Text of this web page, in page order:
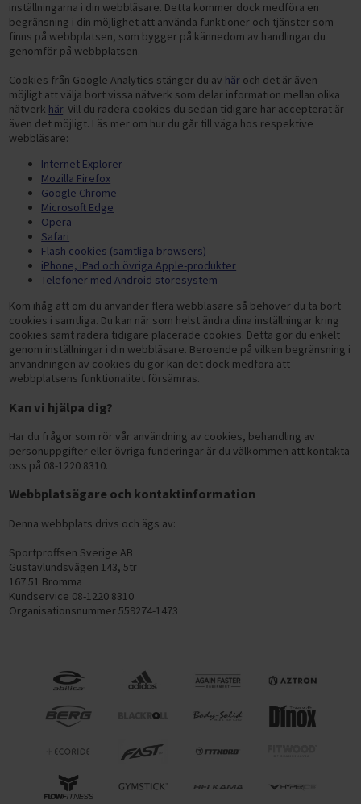
inställningarna i din webbläsare. Detta kommer dock medföra en
begränsning i din möjlighet att använda funktioner och tjänster som
finns på webbplatsen, som bygger på kännedom av handlingar du
genomför på webbplatsen.
Cookies från Google Analytics stänger du av här och det är även
möjligt att välja bort vissa nätverk som delar information mellan olika
nätverk här. Vill du radera cookies du sedan tidigare har accepterat är
även det möjligt. Läs mer om hur du går till väga hos respektive
webbläsare:
Internet Explorer
Mozilla Firefox
Google Chrome
Microsoft Edge
Opera
Safari
Flash cookies (samtliga browsers)
iPhone, iPad och övriga Apple-produkter
Telefoner med Android storesystem
Kom ihåg att om du använder flera webbläsare så behöver du ta bort
cookies i samtliga. Du kan när som helst ändra dina inställningar kring
cookies samt radera tidigare placerade cookies. Detta gör du enkelt
genom inställningar i din webbläsare. Beroende på vilken begränsning i
användningen av cookies du gör kan det dock medföra att
webbplatsens funktionalitet försämras.
Kan vi hjälpa dig?
Har du frågor som rör vår användning av cookies, behandling av
personuppgifter eller övriga funderingar är du välkommen att kontakta
oss på 08-1220 8310.
Webbplatsägare och kontaktinformation
Denna webbplats drivs och ägs av:
Sportproffsen Sverige AB
Gustavlundsvägen 143, 5tr
167 51 Bromma
Kundservice 08-1220 8310
Organisationsnummer 559274-1473